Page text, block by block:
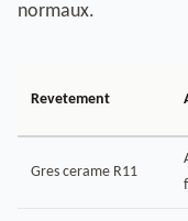
normaux.
Revetement
Gres cerame R11